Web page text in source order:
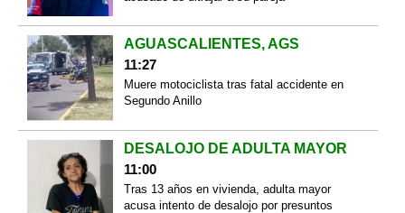
AGUASCALIENTES, AGS
11:27
Muere motociclista tras fatal accidente en
Segundo Anillo
DESALOJO DE ADULTA MAYOR
11:00
Tras 13 años en vivienda, adulta mayor
acusa intento de desalojo por presuntos